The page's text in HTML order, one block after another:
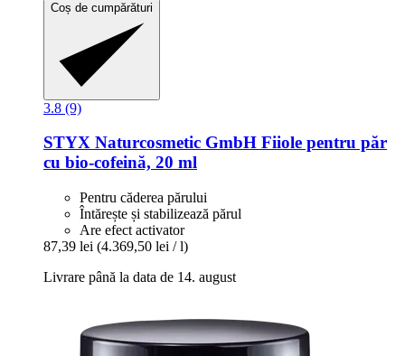
Coș de cumpărături
3.8 (9)
STYX Naturcosmetic GmbH Fiiole pentru păr
cu bio-​cofeină, 20 ml
Pentru căderea părului
Întărește și stabilizează părul
Are efect activator
87,39 lei (4.369,50 lei / l)
Livrare până la data de 14. august